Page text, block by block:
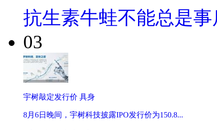
抗生素牛蛙不能总是事
03
宇树敲定发行价 具身
8月6日晚间，宇树科技披露IPO发行价为150.8...